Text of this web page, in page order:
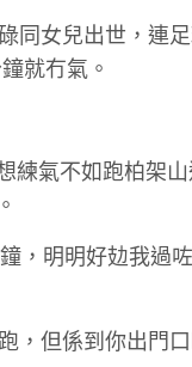
同女兒出世，連
就冇氣。
練氣不如跑柏架
，明明好攰我過
，但係到你出門